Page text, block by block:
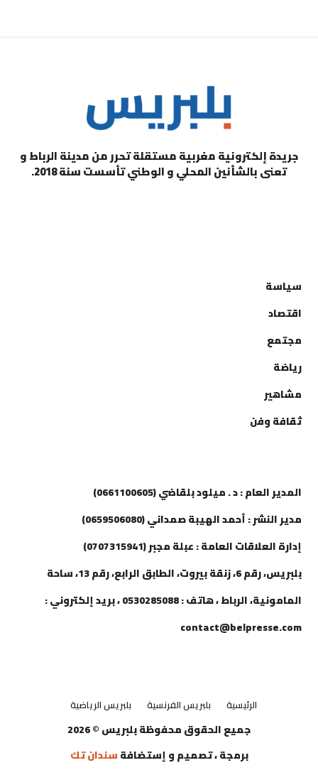
جريدة إلكترونية مغربية مستقلة تحرر من مدينة الرباط و
تعنى بالشأنين المحلي و الوطني تأسست سنة 2018.
سياسة
اقتصاد
مجتمع
رياضة
مشاهير
ثقافة وفن
المدير العام : د . ميلود بلقاضي (0661100605)
مدير النشر : أحمد الهيبة صمداني (0659506080)
إدارة العلاقات العامة : عبلة مجبر (0707315941)
بلبريس، رقم 6، زنقة بيروت، الطابق الرابع، رقم 13، ساحة
المامونية، الرباط ، هاتف : 0530285088 ، بريد إلكتروني :
contact@belpresse.com
الرئيسية بلبريس الفرنسية بلبريس الرياضية
جميع الحقوق محفوظة بلبريس © 2026
برمجة ، تصميم و إستضافةسندان تك